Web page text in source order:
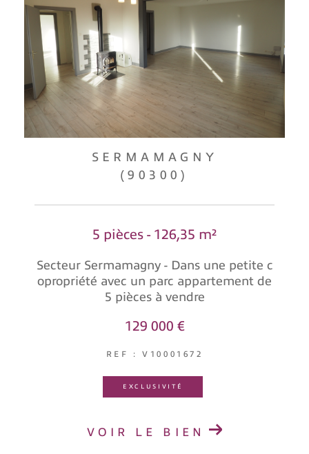
SERMAMAGNY
(90300)
5 pièces - 126,35 m²
Secteur Sermamagny - Dans une petite c
opropriété avec un parc appartement de
5 pièces à vendre
129 000 €
REF : V10001672
EXCLUSIVITÉ
VOIR LE BIEN